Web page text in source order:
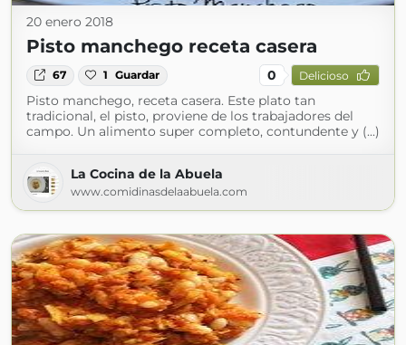
20 enero 2018
Pisto manchego receta casera
67 1 Guardar 0 Delicioso
Pisto manchego, receta casera. Este plato tan
tradicional, el pisto, proviene de los trabajadores del
campo. Un alimento super completo, contundente y (...)
La Cocina de la Abuela
www.comidinasdelaabuela.com